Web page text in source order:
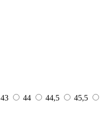
43 44 44,5
45,5